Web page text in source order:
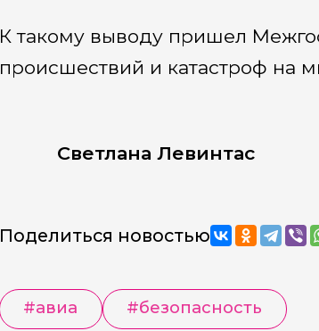
К такому выводу пришел
происшествий и катастроф на
Светлана Левинтас
Поделиться новостью
#авиа #безопасность